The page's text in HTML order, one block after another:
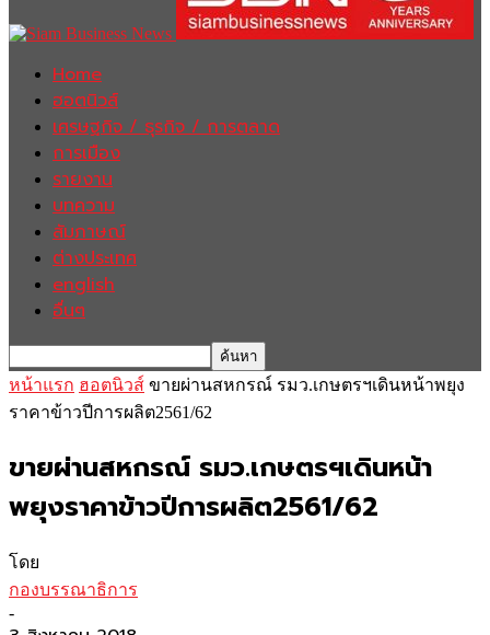
Home
ฮอตนิวส์
เศรษฐกิจ / ธุรกิจ / การตลาด
การเมือง
รายงาน
บทความ
สัมภาษณ์
ต่างประเทศ
english
อื่นๆ
หน้าแรก ฮอตนิวส์ ขายผ่านสหกรณ์ รมว.เกษตรฯเดินหน้าพยุง
ราคาข้าวปีการผลิต2561/62
ขายผ่านสหกรณ์ รมว.เกษตรฯเดินหน้า
พยุงราคาข้าวปีการผลิต2561/62
โดย
กองบรรณาธิการ
-